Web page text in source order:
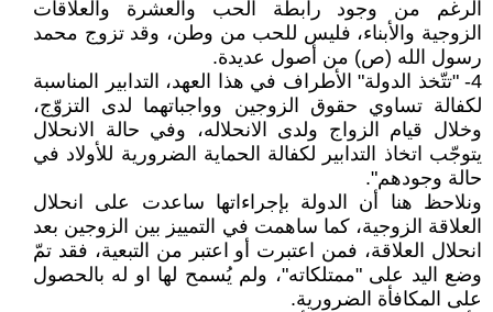
الرغم من وجود رابطة الحب والعشرة والعلاقات
الزوجية والأبناء، فليس للحب من وطن، وقد تزوج محمد
رسول الله (ص) من أصول عديدة.
4- "تتّخذ الدولة" الأطراف في هذا العهد، التدابير المناسبة
لكفالة تساوي حقوق الزوجين وواجباتهما لدى التزوّج،
وخلال قيام الزواج ولدى الانحلاله، وفي حالة الانحلال
يتوجّب اتخاذ التدابير لكفالة الحماية الضرورية للأولاد في
حالة وجودهم".
ونلاحظ هنا أن الدولة بإجراءاتها ساعدت على انحلال
العلاقة الزوجية، كما ساهمت في التمييز بين الزوجين بعد
انحلال العلاقة، فمن اعتبرت أو اعتبر من التبعية، فقد تمّ
وضع اليد على "ممتلكاته"، ولم يُسمح لها او له بالحصول
على المكافأة الضرورية.